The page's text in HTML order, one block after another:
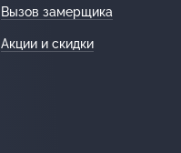
Вызов замерщика
Акции и скидки